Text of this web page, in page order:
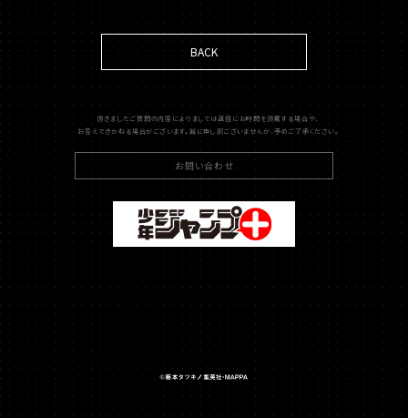
BACK
頂きましたご質問の内容によりましては返信にお時間を頂戴する場合や、
お答えできかねる場合がございます。誠に申し訳ございませんが、予めご了承ください。
お問い合わせ
©
藤
本